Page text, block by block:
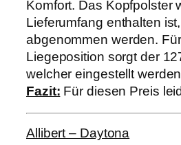
Komfort. Das Kopfpolster
Lieferumfang enthalten
abgenommen werden.
Liegeposition sorgt der
welcher eingestellt
Fazit: Für diesen Preis
Allibert – Daytona